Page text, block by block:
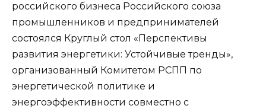
российского бизнеса Российского союза
промышленников и предпринимателей
состоялся Круглый стол «Перспективы
развития энергетики: Устойчивые тренды»,
организованный Комитетом РСПП по
энергетической политике и
энергоэффективности совместно с